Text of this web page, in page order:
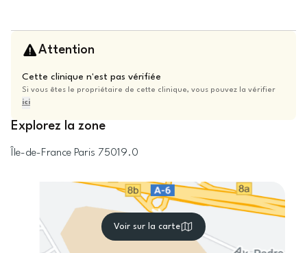
Attention
Cette clinique n'est pas vérifiée
Si vous êtes le propriétaire de cette clinique, vous pouvez la vérifier
ici
Explorez la zone
Île-de-France Paris 75019.0
Voir sur la carte